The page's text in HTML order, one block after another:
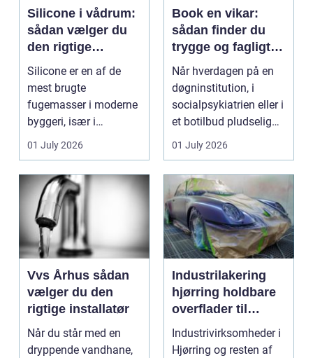
Silicone i vådrum:
sådan vælger du
den rigtige
fugemasse
Silicone er en af de
mest brugte
fugemasser i moderne
byggeri, især i
badeværelser,
køkkener og andr...
01 July 2026
Book en vikar:
sådan finder du
trygge og fagligt
stærke løsninger
Når hverdagen på en
døgninstitution, i
socialpsykiatrien eller i
et botilbud pludselig
ændrer sig, k...
01 July 2026
Vvs Århus sådan
vælger du den
rigtige installatør
Når du står med en
dryppende vandhane,
Industrilakering
hjørring holdbare
overflader til
industri og erhverv
Industrivirksomheder i
Hjørring og resten af